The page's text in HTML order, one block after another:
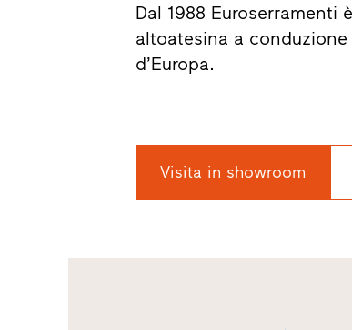
Dal 1988
altoatesina a
d’Europa.
Visita in showroom